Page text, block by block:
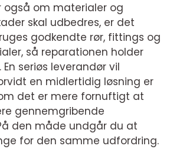
også om materialer og
skal udbedres, er det
godkendte rør, fittings og
så reparationen holder
seriøs leverandør vil
en midlertidig løsning er
det er mere fornuftigt at
gennemgribende
den måde undgår du at
for den samme udfordring.